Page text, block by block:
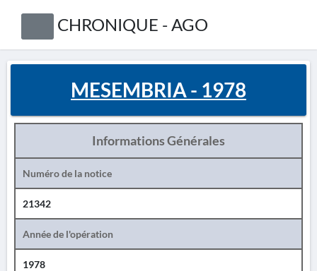
CHRONIQUE - AGO
MESEMBRIA - 1978
Informations Générales
Numéro de la notice
21342
Année de l'opération
1978